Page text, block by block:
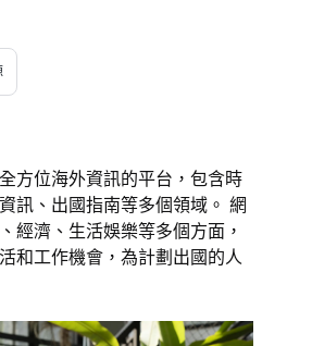
方位海外資訊的平台，包含時
訊、出國指南等多個領域。 網
經濟、生活娛樂等多個方面，
和工作機會，為計劃出國的人